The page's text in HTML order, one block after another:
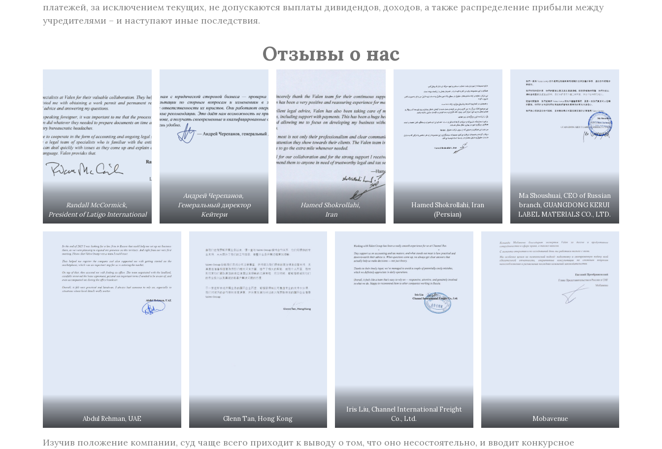
платежей, за исключением текущих, не допускаются выплаты дивидендов, доходов, а также распределение прибыли между
учредителями – и наступают иные последствия.
Отзывы о нас
Randall McCormick,
President of Latigo International
Андрей Черепанов,
Генеральный директор
Кейтери
Hamed Shokrollahi,
Iran
Hamed Shokrollahi, Iran
(Persian)
Ma Shoushuai, CEO of Russian
branch, GUANGDONG KERUI
LABEL MATERIALS CO., LTD.
Abdul Rehman, UAE Glenn Tan, Hong Kong
Iris Liu, Channel International Freight
Co., Ltd.
Mobavenue
Изучив положение компании, суд чаще всего приходит к выводу о том, что оно несостоятельно, и вводит конкурсное